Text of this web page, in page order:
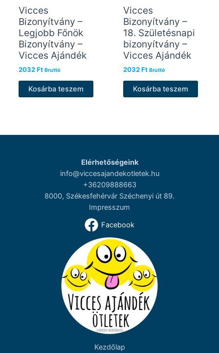
Vicces
Bizonyítvány –
Legjobb Főnök
Bizonyítvány –
Vicces Ajándék
2032Ft Bruttó
Kosárba teszem
Vicces
Bizonyítvány –
18. Születésnapi
bizonyítvány –
Vicces Ajándék
2032Ft Bruttó
Kosárba teszem
Elérhetőségeink
info@viccesajandekotletek.hu
+36209888663
8000, Székesfehérvár Széchenyi út 89.
Impresszum
Facebook
Kezdőlap